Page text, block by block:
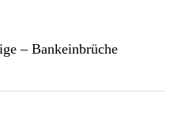
– Bankeinbrüche